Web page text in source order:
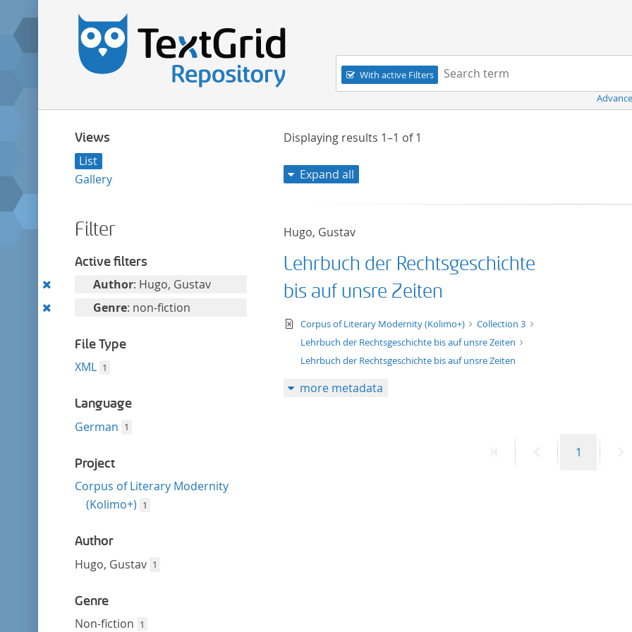
Navigation
With active Filters
Search term:
Views
List
Gallery
Filter
Active filters
RemoveAuthor: Hugo, Gustav
Remove
filter
Genre: non-fiction
File Type
XML 1
Language
German 1
Project
Corpus of Literary Modernity
(Kolimo+) 1
Author
Hugo, Gustav 1
Genre
Non-fiction 1
Displaying results 1–1 of1
Expand all
Hugo, Gustav
Lehrbuch der Rechtsgeschichte
bis auf unsre Zeiten
text/xml
Corpus of Literary Modernity (Kolimo+)
Collection 3
Lehrbuch der Rechtsgeschichte bis auf unsre Zeiten
Lehrbuch der Rechtsgeschichte bis auf unsre Zeiten
more metadata
PreviousPage
1